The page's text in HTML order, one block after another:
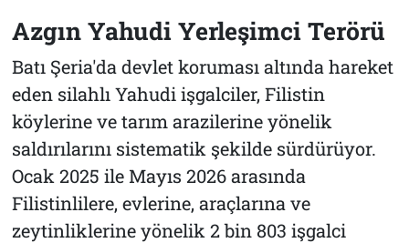
Azgın Yahudi Yerleşimci Terörü
Batı Şeria'da devlet koruması altında hareket
eden silahlı Yahudi işgalciler, Filistin
köylerine ve tarım arazilerine yönelik
saldırılarını sistematik şekilde sürdürüyor.
Ocak 2025 ile Mayıs 2026 arasında
Filistinlilere, evlerine, araçlarına ve
zeytinliklerine yönelik 2 bin 803 işgalci